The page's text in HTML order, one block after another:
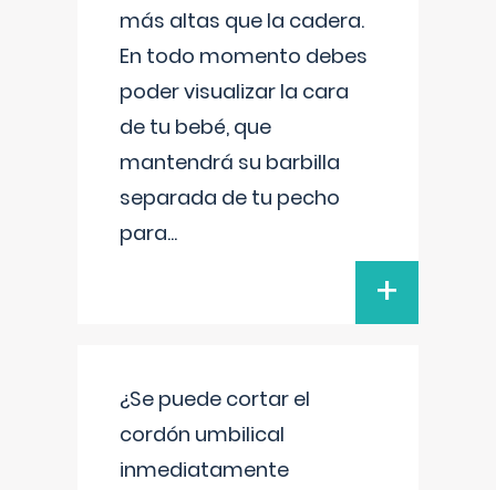
más altas que la cadera.
En todo momento debes
poder visualizar la cara
de tu bebé, que
mantendrá su barbilla
separada de tu pecho
para...
+
¿Se puede cortar el
cordón umbilical
inmediatamente